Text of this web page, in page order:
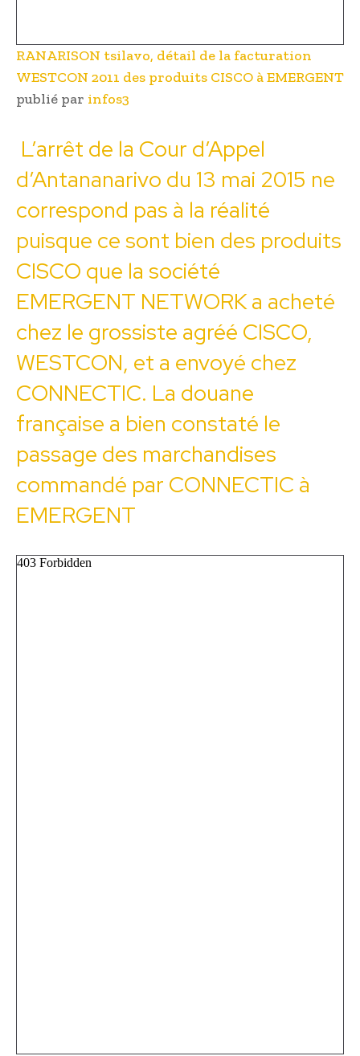
RANARISON tsilavo, détail de la facturation
WESTCON 2011 des produits CISCO à EMERGENT
publié par infos3
L’arrêt de la Cour d’Appel
d’Antananarivo du 13 mai 2015 ne
correspond pas à la réalité
puisque ce sont bien des produits
CISCO que la société
EMERGENT NETWORK a acheté
chez le grossiste agréé CISCO,
WESTCON, et a envoyé chez
CONNECTIC. La douane
française a bien constaté le
passage des marchandises
commandé par CONNECTIC à
EMERGENT